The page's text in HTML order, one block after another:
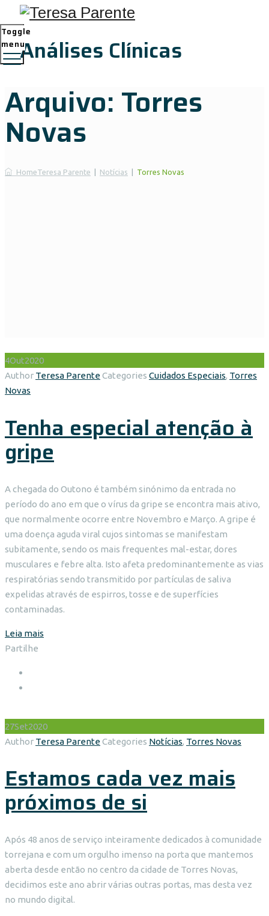
Análises Clínicas
Toggle
menu
Arquivo: Torres
Novas
HomeTeresa Parente Notícias Torres Novas
4Out2020
Author Teresa ParenteCategories Cuidados Especiais, Torres
Novas
Tenha especial atenção à
gripe
A chegada do Outono é também sinónimo da entrada no
período do ano em que o vírus da gripe se encontra mais ativo,
que normalmente ocorre entre Novembro e Março. A gripe é
uma doença aguda viral cujos sintomas se manifestam
subitamente, sendo os mais frequentes mal-estar, dores
musculares e febre alta. Isto afeta predominantemente as vias
respiratórias sendo transmitido por partículas de saliva
expelidas através de espirros, tosse e de superfícies
contaminadas.
Leia mais
Partilhe
27Set2020
Author Teresa ParenteCategories Notícias, Torres Novas
Estamos cada vez mais
próximos de si
Após 48 anos de serviço inteiramente dedicados à comunidade
torrejana e com um orgulho imenso na porta que mantemos
aberta desde então no centro da cidade de Torres Novas,
decidimos este ano abrir várias outras portas, mas desta vez
no mundo digital.